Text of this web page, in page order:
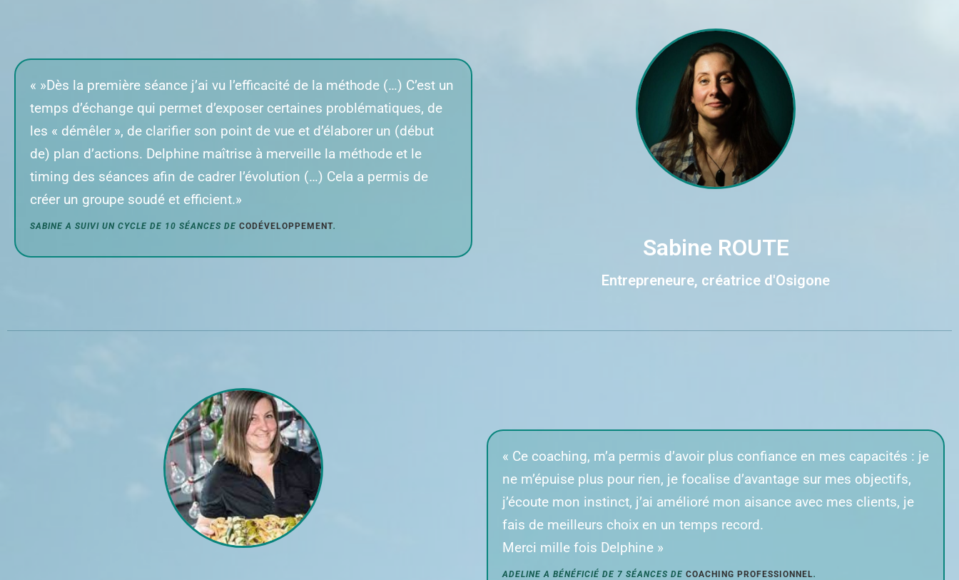
« »Dès la première séance j’ai vu l’efficacité de la méthode (…) C’est un
temps d’échange qui permet d’exposer certaines problématiques, de
les « démêler », de clarifier son point de vue et d’élaborer un (début
de) plan d’actions. Delphine maîtrise à merveille la méthode et le
timing des séances afin de cadrer l’évolution (…) Cela a permis de
créer un groupe soudé et efficient.»
SABINE A SUIVI UN CYCLE DE 10 SÉANCES DE CODÉVELOPPEMENT.
Sabine ROUTE
Entrepreneure, créatrice d'Osigone
« Ce coaching, m’a permis d’avoir plus confiance en mes capacités : je
ne m’épuise plus pour rien, je focalise d’avantage sur mes objectifs,
j’écoute mon instinct, j’ai amélioré mon aisance avec mes clients, je
fais de meilleurs choix en un temps record.
Merci mille fois Delphine »
ADELINE A BÉNÉFICIÉ DE 7 SÉANCES DE COACHING PROFESSIONNEL.